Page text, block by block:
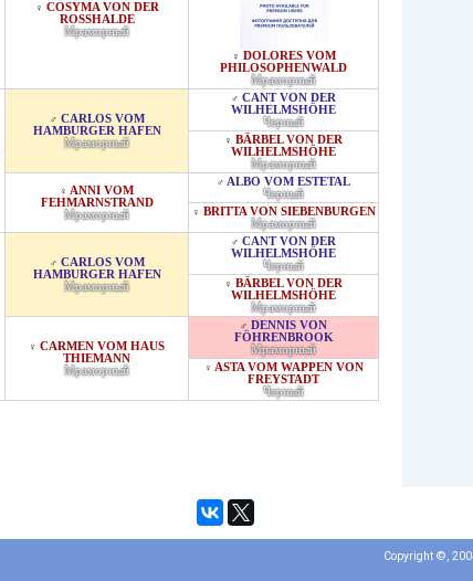
♀ COSYMA VON DER
ROSSHALDE
Мраморный
♀ DOLORES VOM
PHILOSOPHENWALD
Мраморный
♂ CARLOS VOM
HAMBURGER HAFEN
Мраморный
♂ CANT VON DER
WILHELMSHÖHE
Черный
♀ BÄRBEL VON DER
WILHELMSHÖHE
Мраморный
♀ ANNI VOM
FEHMARNSTRAND
Мраморный
♂ ALBO VOM ESTETAL
Черный
♀ BRITTA VON SIEBENBURGEN
Мраморный
♂ CARLOS VOM
HAMBURGER HAFEN
Мраморный
♂ CANT VON DER
WILHELMSHÖHE
Черный
♀ BÄRBEL VON DER
WILHELMSHÖHE
Мраморный
♀ CARMEN VOM HAUS
THIEMANN
Мраморный
♂ DENNIS VON
FÖHRENBROOK
Мраморный
♀ ASTA VOM WAPPEN VON
FREYSTADT
Черный
Copyright ©,